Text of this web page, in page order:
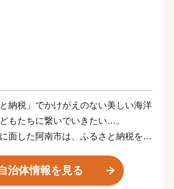
納税」でかけがえのない美しい海洋
もたちに繋いでいきたい…。
面した阿南市は、ふるさと納税を通
合い、アクションをおこし、普及し
、持続可能な社会づくりを実現して
治体情報を見る